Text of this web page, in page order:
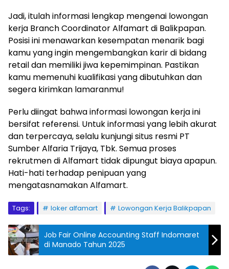
Jadi, itulah informasi lengkap mengenai lowongan
kerja Branch Coordinator Alfamart di Balikpapan.
Posisi ini menawarkan kesempatan menarik bagi
kamu yang ingin mengembangkan karir di bidang
retail dan memiliki jiwa kepemimpinan. Pastikan
kamu memenuhi kualifikasi yang dibutuhkan dan
segera kirimkan lamaranmu!
Perlu diingat bahwa informasi lowongan kerja ini
bersifat referensi. Untuk informasi yang lebih akurat
dan terpercaya, selalu kunjungi situs resmi PT
Sumber Alfaria Trijaya, Tbk. Semua proses
rekrutmen di Alfamart tidak dipungut biaya apapun.
Hati-hati terhadap penipuan yang
mengatasnamakan Alfamart.
Tags: loker alfamart Lowongan Kerja Balikpapan
Job Fair Online Accounting Staff Indomaret
di Manado Tahun 2025